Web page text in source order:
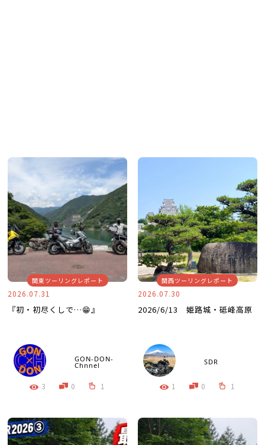
関東ツーリングレポート
2026.07.31
『初・初尽くしで…😁』
GON-DON-
Chnnel
3 0 1
関西ツーリングレポート
2026.07.30
2026/6/13 姫路城・砥峰高原
SDR
1 0 1